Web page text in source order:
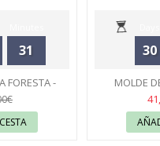
31
FORESTA -
30
MOLDE